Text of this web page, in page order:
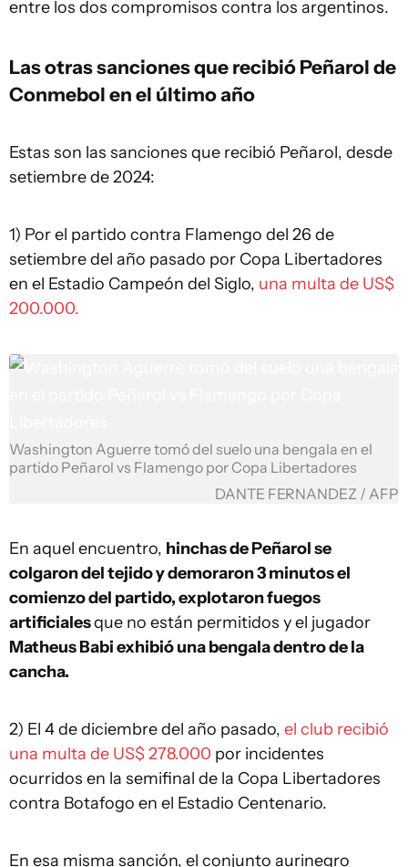
entre los dos compromisos contra los argentinos.
Las otras sanciones que recibió Peñarol de
Conmebol en el último año
Estas son las sanciones que recibió Peñarol, desde
setiembre de 2024:
1) Por el partido contra Flamengo del 26 de
setiembre del año pasado por Copa Libertadores
en el Estadio Campeón del Siglo, una multa de US$
200.000.
Washington Aguerre tomó del suelo una bengala en el
partido Peñarol vs Flamengo por Copa Libertadores
DANTE FERNANDEZ / AFP
En aquel encuentro, hinchas de Peñarol se
colgaron del tejido y demoraron 3 minutos el
comienzo del partido, explotaron fuegos
artificialesque no están permitidos y el jugador
Matheus Babi exhibió una bengala dentro de la
cancha.
2) El 4 de diciembre del año pasado, el club recibió
una multa de US$ 278.000 por incidentes
ocurridos en la semifinal de la Copa Libertadores
contra Botafogo en el Estadio Centenario.
En esa misma sanción, el conjunto aurinegro